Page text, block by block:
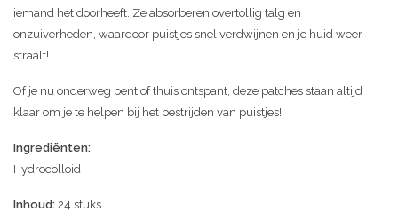
iemand het doorheeft. Ze absorberen overtollig talg en
onzuiverheden, waardoor puistjes snel verdwijnen en je huid weer
straalt!
Of je nu onderweg bent of thuis ontspant, deze patches staan altijd
klaar om je te helpen bij het bestrijden van puistjes!
Ingrediënten:
Hydrocolloid
Inhoud: 24 stuks